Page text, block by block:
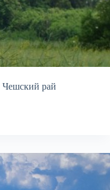
Чешский рай